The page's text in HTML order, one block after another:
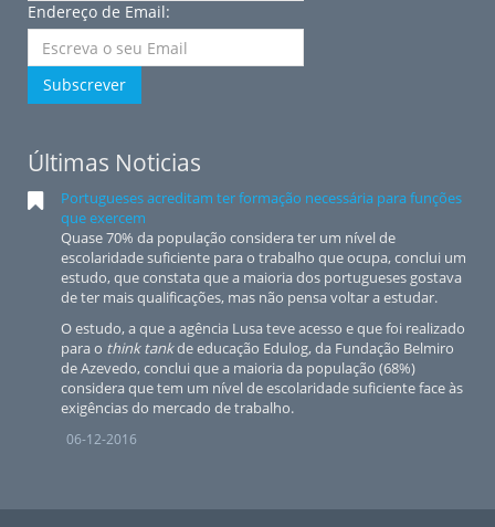
Endereço de Email:
Subscrever
Últimas Noticias
Portugueses acreditam ter formação necessária para funções
que exercem
Quase 70% da população considera ter um nível de
escolaridade suficiente para o trabalho que ocupa, conclui um
estudo, que constata que a maioria dos portugueses gostava
de ter mais qualificações, mas não pensa voltar a estudar.
O estudo, a que a agência Lusa teve acesso e que foi realizado
para o think tankde educação Edulog, da Fundação Belmiro
de Azevedo, conclui que a maioria da população (68%)
considera que tem um nível de escolaridade suficiente face às
exigências do mercado de trabalho.
06-12-2016